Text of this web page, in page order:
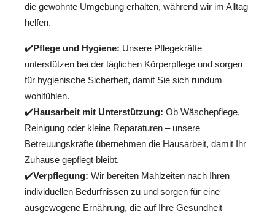
die gewohnte Umgebung erhalten, während wir im Alltag
helfen.
✔️Pflege und Hygiene: Unsere Pflegekräfte
unterstützen bei der täglichen Körperpflege und sorgen
für hygienische Sicherheit, damit Sie sich rundum
wohlfühlen.
✔️Hausarbeit mit Unterstützung: Ob Wäschepflege,
Reinigung oder kleine Reparaturen – unsere
Betreuungskräfte übernehmen die Hausarbeit, damit Ihr
Zuhause gepflegt bleibt.
✔️Verpflegung: Wir bereiten Mahlzeiten nach Ihren
individuellen Bedürfnissen zu und sorgen für eine
ausgewogene Ernährung, die auf Ihre Gesundheit